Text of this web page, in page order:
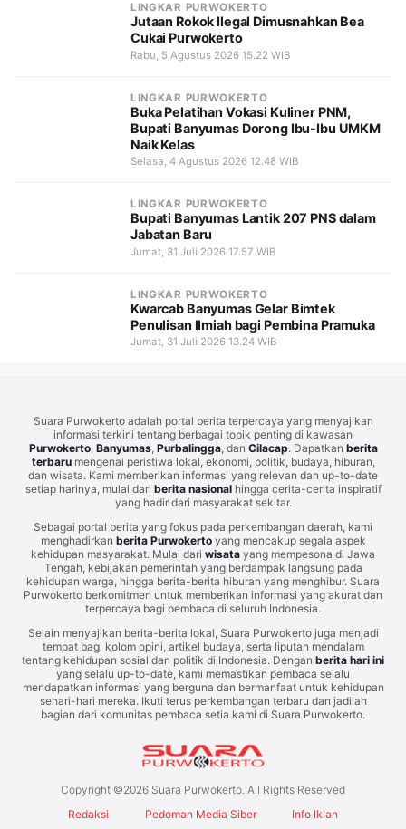
LINGKAR PURWOKERTO
Jutaan Rokok Ilegal Dimusnahkan Bea
Cukai Purwokerto
Rabu, 5 Agustus 2026 15.22 WIB
LINGKAR PURWOKERTO
Buka Pelatihan Vokasi Kuliner PNM,
Bupati Banyumas Dorong Ibu-Ibu UMKM
Naik Kelas
Selasa, 4 Agustus 2026 12.48 WIB
LINGKAR PURWOKERTO
Bupati Banyumas Lantik 207 PNS dalam
Jabatan Baru
Jumat, 31 Juli 2026 17.57 WIB
LINGKAR PURWOKERTO
Kwarcab Banyumas Gelar Bimtek
Penulisan Ilmiah bagi Pembina Pramuka
Jumat, 31 Juli 2026 13.24 WIB
Suara Purwokerto adalah portal berita terpercaya yang menyajikan
informasi terkini tentang berbagai topik penting di kawasan
Purwokerto, Banyumas, Purbalingga, dan Cilacap. Dapatkan berita
terbarumengenai peristiwa lokal, ekonomi, politik, budaya, hiburan,
dan wisata. Kami memberikan informasi yang relevan dan up-to-date
setiap harinya, mulai dari berita nasionalhingga cerita-cerita inspiratif
yang hadir dari masyarakat sekitar.
Sebagai portal berita yang fokus pada perkembangan daerah, kami
menghadirkan berita Purwokertoyang mencakup segala aspek
kehidupan masyarakat. Mulai dari wisata yang mempesona di Jawa
Tengah, kebijakan pemerintah yang berdampak langsung pada
kehidupan warga, hingga berita-berita hiburan yang menghibur. Suara
Purwokerto berkomitmen untuk memberikan informasi yang akurat dan
terpercaya bagi pembaca di seluruh Indonesia.
Selain menyajikan berita-berita lokal, Suara Purwokerto juga menjadi
tempat bagi kolom opini, artikel budaya, serta liputan mendalam
tentang kehidupan sosial dan politik di Indonesia. Dengan berita hari ini
yang selalu up-to-date, kami memastikan pembaca selalu
mendapatkan informasi yang berguna dan bermanfaat untuk kehidupan
sehari-hari mereka. Ikuti terus perkembangan terbaru dan jadilah
bagian dari komunitas pembaca setia kami di Suara Purwokerto.
Copyright ©2026 Suara Purwokerto. All Rights Reserved
Redaksi
Pedoman Media Siber Info Iklan